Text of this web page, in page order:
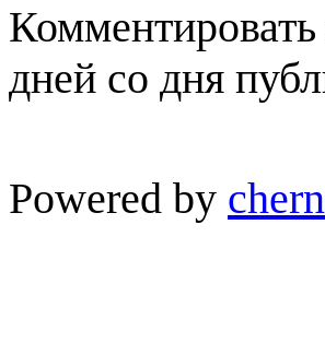
дней со дня
Powered by